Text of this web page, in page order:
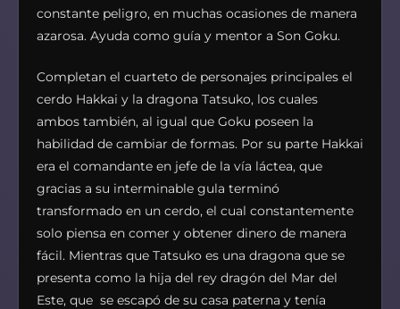
constante peligro, en muchas ocasiones de manera
azarosa. Ayuda como guía y mentor a Son Goku.
Completan el cuarteto de personajes principales el
cerdo Hakkai y la dragona Tatsuko, los cuales
ambos también, al igual que Goku poseen la
habilidad de cambiar de formas. Por su parte Hakkai
era el comandante en jefe de la vía láctea, que
gracias a su interminable gula terminó
transformado en un cerdo, el cual constantemente
solo piensa en comer y obtener dinero de manera
fácil. Mientras que Tatsuko es una dragona que se
presenta como la hija del rey dragón del Mar del
Este, que se escapó de su casa paterna y tenía